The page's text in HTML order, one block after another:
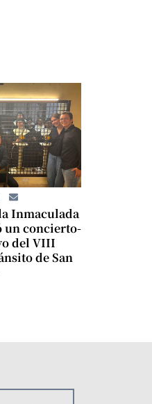
Inmaculada
un concierto-
del VIII
de San